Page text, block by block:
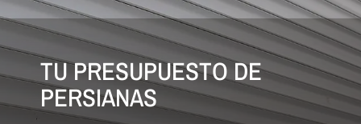
TU PRESUPUESTO DE
PERSIANAS